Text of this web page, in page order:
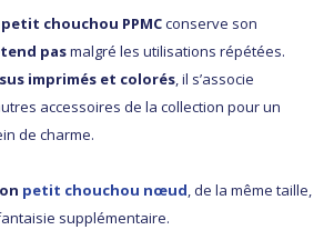
petit chouchou PPMCconserve son
pasmalgré les utilisations répétées.
imprimés et colorés, il s’associe
accessoires de la collection pour un
de charme.
petit chouchou nœud, de la même taille,
supplémentaire.